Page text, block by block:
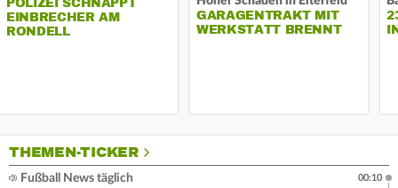
POLIZEI SCHNAPPT
EINBRECHER AM
RONDELL
GARAGENTRAKT MIT
WERKSTATT BRENNT
THEMEN-TICKER
Fußball News täglich
00:10